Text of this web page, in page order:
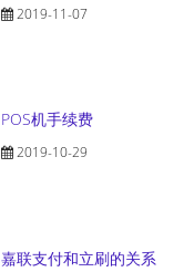
2019-11-07
POS机手续费
2019-10-29
嘉联支付和立刷的关系